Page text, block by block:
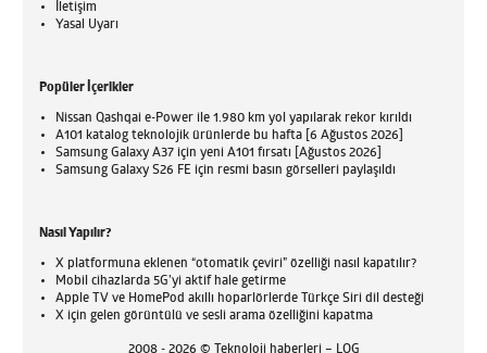
İletişim
Yasal Uyarı
Popüler İçerikler
Nissan Qashqai e-Power ile 1.980 km yol yapılarak rekor kırıldı
A101 katalog teknolojik ürünlerde bu hafta [6 Ağustos 2026]
Samsung Galaxy A37 için yeni A101 fırsatı [Ağustos 2026]
Samsung Galaxy S26 FE için resmi basın görselleri paylaşıldı
Nasıl Yapılır?
X platformuna eklenen “otomatik çeviri” özelliği nasıl kapatılır?
Mobil cihazlarda 5G’yi aktif hale getirme
Apple TV ve HomePod akıllı hoparlörlerde Türkçe Siri dil desteği
X için gelen görüntülü ve sesli arama özelliğini kapatma
2008 - 2026 © Teknoloji haberleri – LOG